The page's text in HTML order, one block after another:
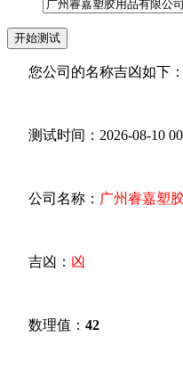
您公司的名称吉凶如下：
测试时间：2026-08-10
公司名称： 广州睿嘉塑
吉凶： 凶
数理值： 42